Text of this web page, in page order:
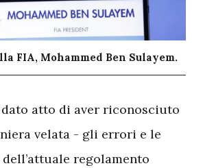
FIA, Mohammed Ben Sulayem.
atto di aver riconosciuto
velata - gli errori e le
regolamento